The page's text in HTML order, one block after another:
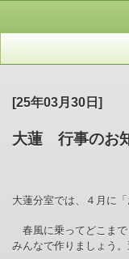
[25年03月30日]
大蓮 行事のお
大蓮分室では、４月に
春風に乗ってどこまで
みんなで作りましょう